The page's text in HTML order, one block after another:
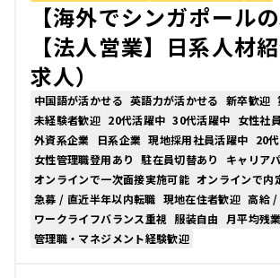
【海外でシンガポールの
【法人営業】日系人材
求人）
中国語が活かせる 英語力が活かせる 新卒歓迎
未経験者歓迎 20代活躍中 30代活躍中 女性社
外資系企業
日系企業 現地採用社員活躍中 20
女性管理職登用あり
駐在員切替あり
キャリア
オンラインで一次面接実施可能 オンラインで内
急募 / 直近半年以内転職 現地在住者歓迎 高給 /
ワークライフバランス重視 服装自由
月平均残
管理職・マネジメント経験歓迎